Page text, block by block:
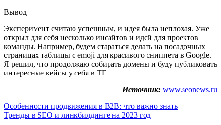
Вывод
Эксперимент считаю успешным, и идея была неплохая. Уже
открыл для себя несколько инсайтов и идей для проектов
команды. Например, будем стараться делать на посадочных
страницах таблицы c emoji для красивого сниппета в Google.
Я решил, что продолжаю собирать домены и буду публиковать
интересные кейсы у себя в ТГ.
Источник: www.seonews.ru
Навигация
по
Особенности продвижения в B2B: что важно знать
Тренды в SEO и линкбилдинге на 2023 год